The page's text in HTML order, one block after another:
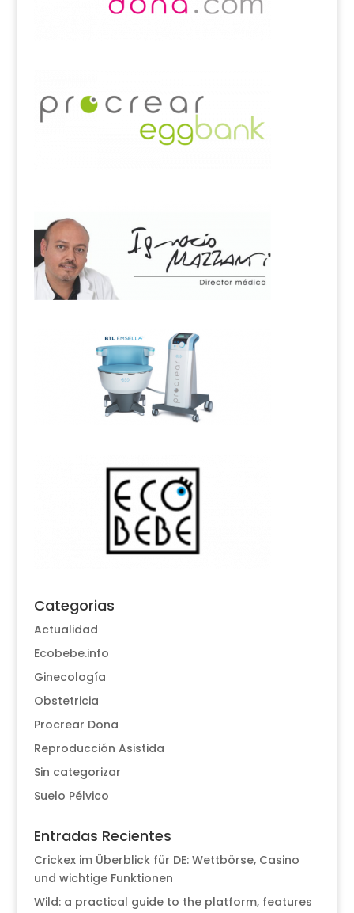
Categorias
Actualidad
Ecobebe.info
Ginecología
Obstetricia
Procrear Dona
Reproducción Asistida
Sin categorizar
Suelo Pélvico
Entradas Recientes
Crickex im Überblick für DE: Wettbörse, Casino
und wichtige Funktionen
Wild: a practical guide to the platform, features